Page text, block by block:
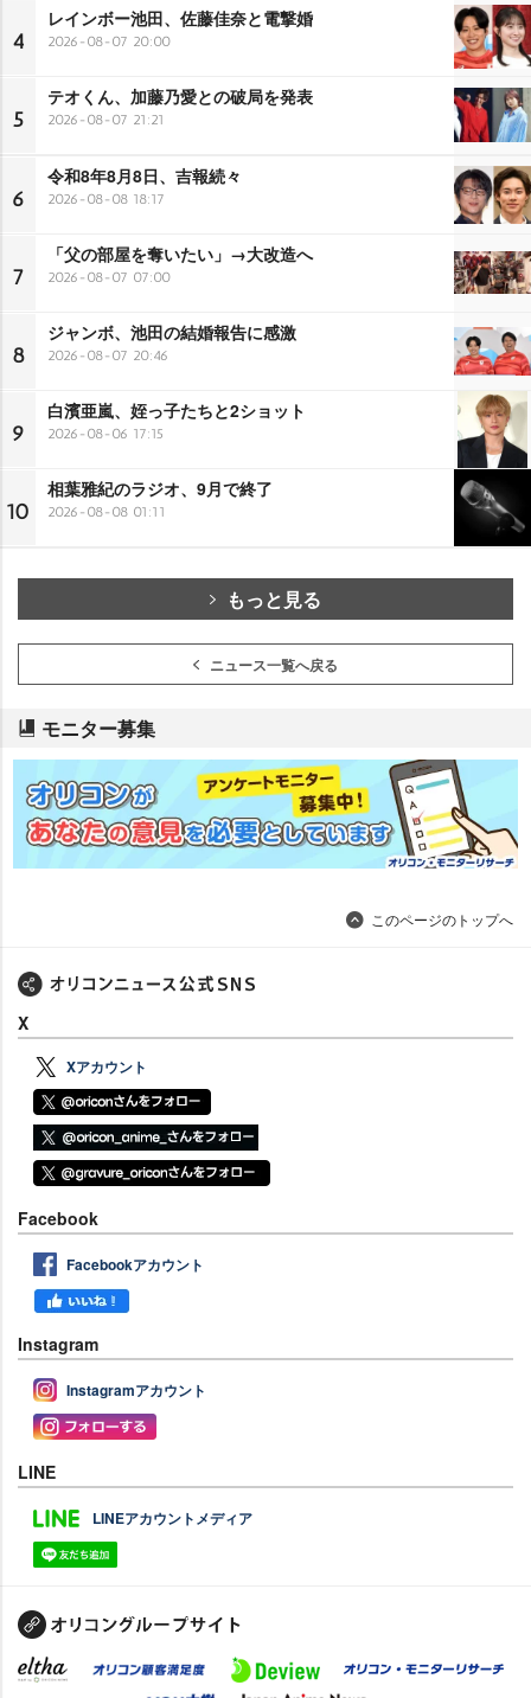
4
レインボー池田、佐藤佳奈と電撃婚
2026-08-07 20:00
5
テオくん、加藤乃愛との破局を発表
2026-08-07 21:21
6
令和8年8月8日、吉報続々
2026-08-08 18:17
7
「父の部屋を奪いたい」→大改造へ
2026-08-07 07:00
8
ジャンボ、池田の結婚報告に感激
2026-08-07 20:46
9
白濱亜嵐、姪っ子たちと2ショット
2026-08-06 17:15
10
相葉雅紀のラジオ、9月で終了
2026-08-08 01:11
もっと見る
ニュース一覧へ戻る
モニター募集
このページのトップへ
X
Xアカウント
Facebook
Facebookアカウント
Instagram
Instagramアカウント
LINE
LINEアカウントメディア